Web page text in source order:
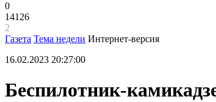
0
14126
2
Газета Тема недели Интернет-версия
16.02.2023 20:27:00
Беспилотник-